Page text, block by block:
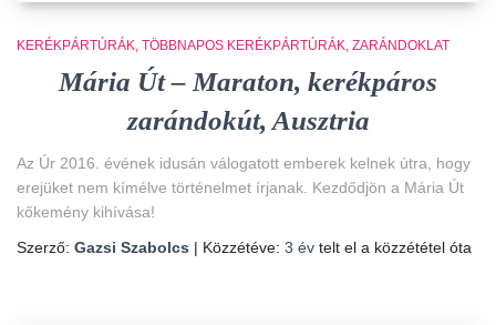
KERÉKPÁRTÚRÁK TÖBBNAPOS KERÉKPÁRTÚRÁK ZARÁNDOKLAT
Mária Út – Maraton, kerékpáros
zarándokút, Ausztria
Az Úr 2016. évének idusán válogatott emberek kelnek útra, hogy
erejüket nem kímélve történelmet írjanak. Kezdődjön a Mária Út
kőkemény kihívása!
Szerző: Gazsi Szabolcs | Közzétéve: 3 év telt el a közzététel óta